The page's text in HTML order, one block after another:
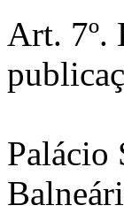
Art. 7º.
Palácio